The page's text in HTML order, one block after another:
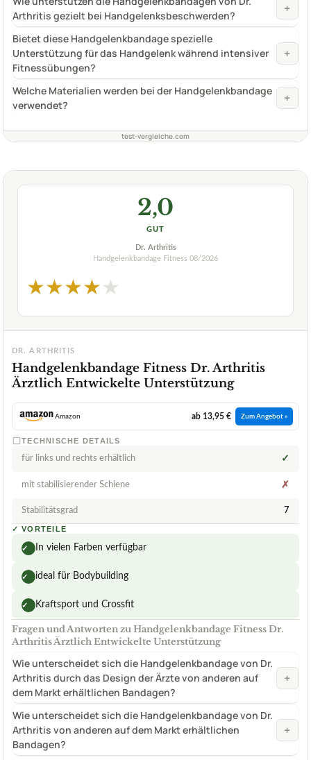
Arthritis gezielt bei Handgelenksbeschwerden?
+
Bietet diese Handgelenkbandage spezielle
Unterstützung für das Handgelenk während intensiver
Fitnessübungen?
+
Welche Materialien werden bei der Handgelenkbandage
verwendet?
+
test-vergleiche.com
2,0
GUT
Dr. Arthritis
Handgelenkbandage Fitness 08/2026
★★★★★
DR. ARTHRITIS
Handgelenkbandage Fitness Dr. Arthritis
Ärztlich Entwickelte Unterstützung
Amazon ab 13,95 € Zum Angebot »
TECHNISCHE DETAILS
für links und rechts erhältlich ✓
mit stabilisierender Schiene ✗
Stabilitätsgrad 7
✓ VORTEILE
✓ In vielen Farben verfügbar
✓ ideal für Bodybuilding
✓ Kraftsport und Crossfit
Fragen und Antworten zu Handgelenkbandage Fitness Dr.
Arthritis Ärztlich Entwickelte Unterstützung
Wie unterscheidet sich die Handgelenkbandage von Dr.
Arthritis durch das Design der Ärzte von anderen auf
dem Markt erhältlichen Bandagen?
+
Wie unterscheidet sich die Handgelenkbandage von Dr.
Arthritis von anderen auf dem Markt erhältlichen
Bandagen?
+